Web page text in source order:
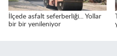
İlçede asfalt seferberliği... Yollar
bir bir yenileniyor